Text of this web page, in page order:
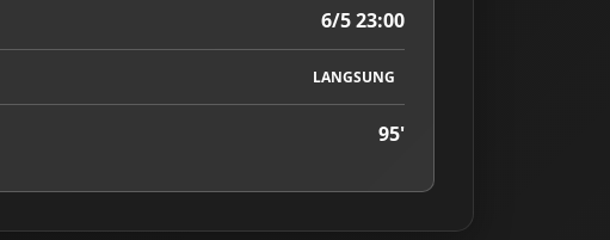
6/5 23:00
LANGSUNG
95'